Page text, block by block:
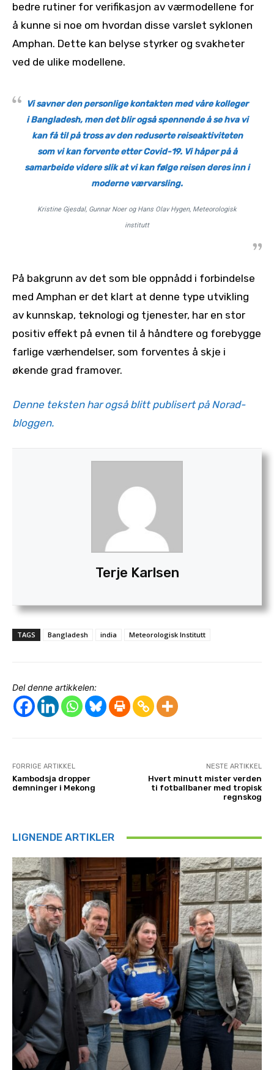
bedre rutiner for verifikasjon av værmodellene for
å kunne si noe om hvordan disse varslet syklonen
Amphan. Dette kan belyse styrker og svakheter
ved de ulike modellene.
Vi savner den personlige kontakten med våre kolleger
i Bangladesh, men det blir også spennende å se hva vi
kan få til på tross av den reduserte reiseaktiviteten
som vi kan forvente etter Covid-19. Vi håper på å
samarbeide videre slik at vi kan følge reisen deres inn i
moderne værvarsling.
Kristine Gjesdal, Gunnar Noer og Hans Olav Hygen, Meteorologisk
institutt
På bakgrunn av det som ble oppnådd i forbindelse
med Amphan er det klart at denne type utvikling
av kunnskap, teknologi og tjenester, har en stor
positiv effekt på evnen til å håndtere og forebygge
farlige værhendelser, som forventes å skje i
økende grad framover.
Denne teksten har også blitt publisert på Norad-
bloggen.
Terje Karlsen
TAGS Bangladesh india Meteorologisk Institutt
Del denne artikkelen:
FORRIGE ARTIKKEL
Kambodsja dropper
demninger i Mekong
NESTE ARTIKKEL
Hvert minutt mister verden
ti fotballbaner med tropisk
regnskog
LIGNENDE ARTIKLER